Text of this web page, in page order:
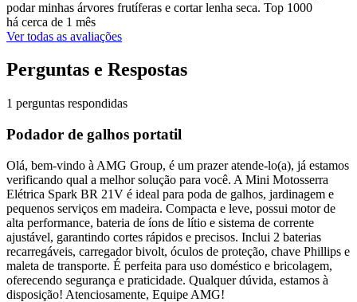
podar minhas árvores frutíferas e cortar lenha seca. Top 1000
há cerca de 1 mês
Ver todas as avaliações
Perguntas e Respostas
1 perguntas respondidas
Podador de galhos portatil
Olá, bem-vindo à AMG Group, é um prazer atende-lo(a), já estamos
verificando qual a melhor solução para você. A Mini Motosserra
Elétrica Spark BR 21V é ideal para poda de galhos, jardinagem e
pequenos serviços em madeira. Compacta e leve, possui motor de
alta performance, bateria de íons de lítio e sistema de corrente
ajustável, garantindo cortes rápidos e precisos. Inclui 2 baterias
recarregáveis, carregador bivolt, óculos de proteção, chave Phillips e
maleta de transporte. É perfeita para uso doméstico e bricolagem,
oferecendo segurança e praticidade. Qualquer dúvida, estamos à
disposição! Atenciosamente, Equipe AMG!